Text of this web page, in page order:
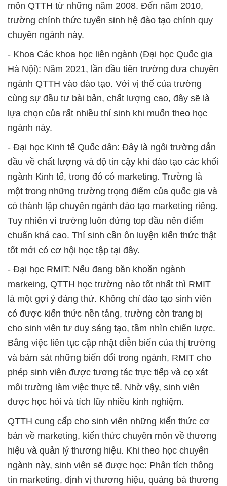
môn QTTH từ những năm 2008. Đến năm 2010,
trường chính thức tuyển sinh hệ đào tạo chính quy
chuyên ngành này.
- Khoa Các khoa học liên ngành (Đại học Quốc gia
Hà Nội): Năm 2021, lần đầu tiên trường đưa chuyên
ngành QTTH vào đào tạo. Với vị thế của trường
cùng sự đầu tư bài bản, chất lượng cao, đây sẽ là
lựa chọn của rất nhiều thí sinh khi muốn theo học
ngành này.
- Đại học Kinh tế Quốc dân: Đây là ngôi trường dẫn
đầu về chất lượng và độ tin cậy khi đào tạo các khối
ngành Kinh tế, trong đó có marketing. Trường là
một trong những trường trọng điểm của quốc gia và
có thành lập chuyên ngành đào tạo marketing riêng.
Tuy nhiên vì trường luôn đứng top đầu nên điểm
chuẩn khá cao. Thí sinh cần ôn luyện kiến thức thật
tốt mới có cơ hội học tập tại đây.
- Đại học RMIT: Nếu đang băn khoăn ngành
markeing, QTTH học trường nào tốt nhất thì RMIT
là một gợi ý đáng thử. Không chỉ đào tạo sinh viên
có được kiến thức nền tảng, trường còn trang bị
cho sinh viên tư duy sáng tạo, tầm nhìn chiến lược.
Bằng việc liên tục cập nhật diễn biến của thị trường
và bám sát những biến đổi trong ngành, RMIT cho
phép sinh viên được tương tác trực tiếp và cọ xát
môi trường làm việc thực tế. Nhờ vậy, sinh viên
được học hỏi và tích lũy nhiều kinh nghiệm.
QTTH cung cấp cho sinh viên những kiến thức cơ
bản về marketing, kiến thức chuyên môn về thương
hiệu và quản lý thương hiệu. Khi theo học chuyên
ngành này, sinh viên sẽ được học: Phân tích thông
tin marketing, định vị thương hiệu, quảng bá thương